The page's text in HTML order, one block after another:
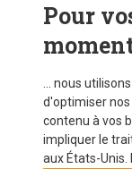
Pour
... nous
d'optimiser
contenu à vos
impliquer le
aux États-